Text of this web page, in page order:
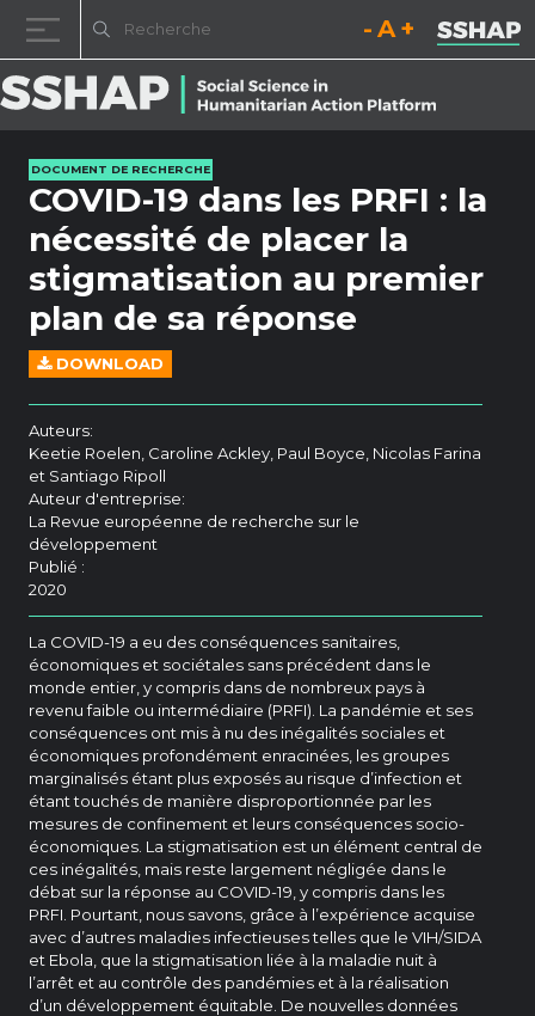
Diminuez la taille de la
Réinitialisez la
DOCUMENT DE RECHERCHE
COVID-19 dans les PRFI : la
nécessité de placer la
stigmatisation au premier
plan de sa réponse
DOWNLOAD
Auteurs:
Keetie Roelen, Caroline Ackley, Paul Boyce, Nicolas Farina
et Santiago Ripoll
Auteur d'entreprise:
La Revue européenne de recherche sur le
développement
Publié :
2020
La COVID-19 a eu des conséquences sanitaires,
économiques et sociétales sans précédent dans le
monde entier, y compris dans de nombreux pays à
revenu faible ou intermédiaire (PRFI). La pandémie et ses
conséquences ont mis à nu des inégalités sociales et
économiques profondément enracinées, les groupes
marginalisés étant plus exposés au risque d’infection et
étant touchés de manière disproportionnée par les
mesures de confinement et leurs conséquences socio-
économiques. La stigmatisation est un élément central de
ces inégalités, mais reste largement négligée dans le
débat sur la réponse au COVID-19, y compris dans les
PRFI. Pourtant, nous savons, grâce à l’expérience acquise
avec d’autres maladies infectieuses telles que le VIH/SIDA
et Ebola, que la stigmatisation liée à la maladie nuit à
l’arrêt et au contrôle des pandémies et à la réalisation
d’un développement équitable. De nouvelles données